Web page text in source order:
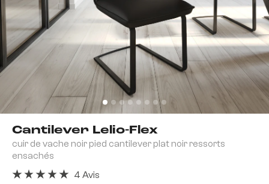
Cantilever Lelio-Flex
cuir de vache noir pied cantilever plat noir ressorts
ensachés
4 Avis